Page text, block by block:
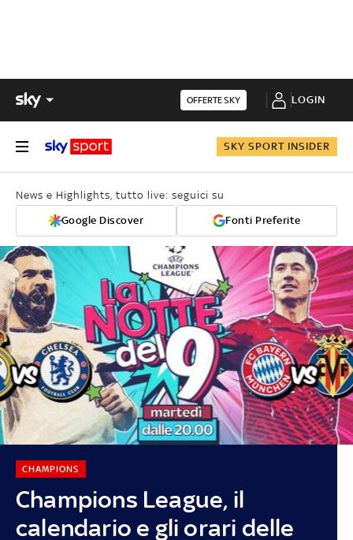
OFFERTE SKY LOGIN
SKY SPORT INSIDER
News e Highlights, tutto live: seguici su
Google Discover Fonti Preferite
Champions League, il
calendario e gli orari delle
CHAMPIONS